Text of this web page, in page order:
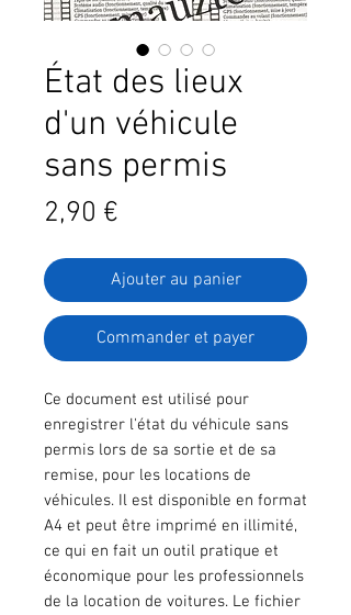
État des lieux
d'un véhicule
sans permis
2,90 €
Ajouter au panier
Commander et payer
Ce document est utilisé pour
enregistrer l'état du véhicule sans
permis lors de sa sortie et de sa
remise, pour les locations de
véhicules. Il est disponible en format
A4 et peut être imprimé en illimité,
ce qui en fait un outil pratique et
économique pour les professionnels
de la location de voitures. Le fichier